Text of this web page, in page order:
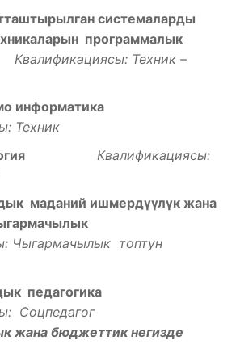
системаларды
программалык
Квалификациясы: Техник –
информатика
Техник
Квалификациясы:
маданий ишмердүүлүк жана
Чыгармачылык топтун
педагогика
Соцпедагог
жана бюджеттик негизде